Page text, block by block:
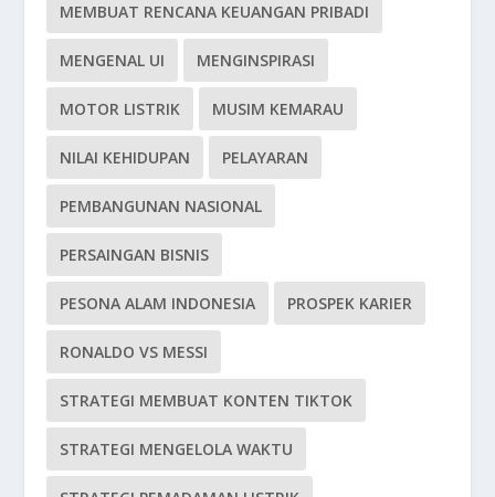
MEMBUAT RENCANA KEUANGAN PRIBADI
MENGENAL UI MENGINSPIRASI
MOTOR LISTRIK MUSIM KEMARAU
NILAI KEHIDUPAN PELAYARAN
PEMBANGUNAN NASIONAL
PERSAINGAN BISNIS
PESONA ALAM INDONESIA PROSPEK KARIER
RONALDO VS MESSI
STRATEGI MEMBUAT KONTEN TIKTOK
STRATEGI MENGELOLA WAKTU